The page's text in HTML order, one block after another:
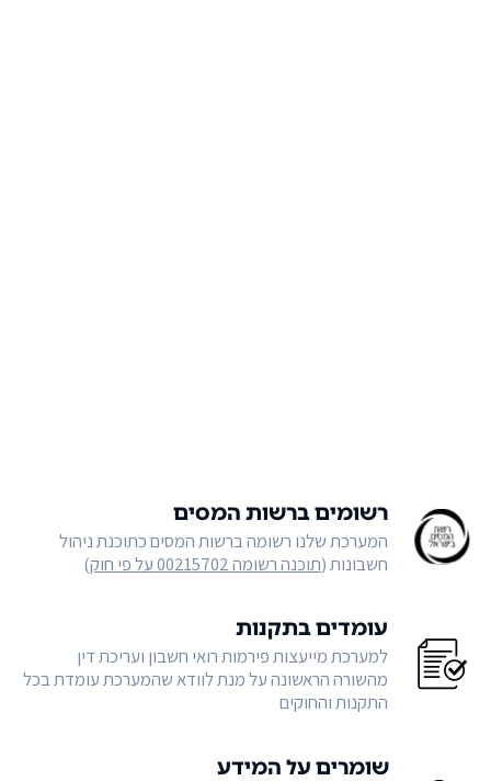
רשומים ברשות המסים
המערכת שלנו רשומה ברשות המסים כתוכנת ניהול
חשבונות (תוכנה רשומה 00215702 על פי חוק )
עומדים בתקנות
למערכת מייעצות פירמות רואי חשבון ועריכת דין
מהשורה הראשונה על מנת לוודא שהמערכת עומדת בכל
התקנות והחוקים
שומרים על המידע